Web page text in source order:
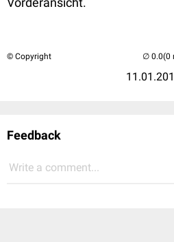
© Copyright (0
Feedback
Write a comment...